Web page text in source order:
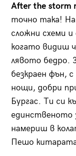
After the storm
точно така!
сложни схеми
когато видиш
лявото бедро.
безкраен фън,
нощи, добри
Бургас. Ти си
единственото
намериш в
Пешо